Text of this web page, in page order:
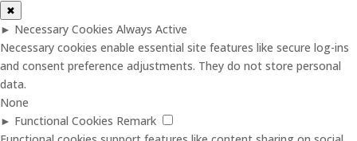
✖
► Necessary Cookies Always Active
Necessary cookies enable essential site features like secure log-ins
and consent preference adjustments. They do not store personal
data.
None
► Functional Cookies Remark